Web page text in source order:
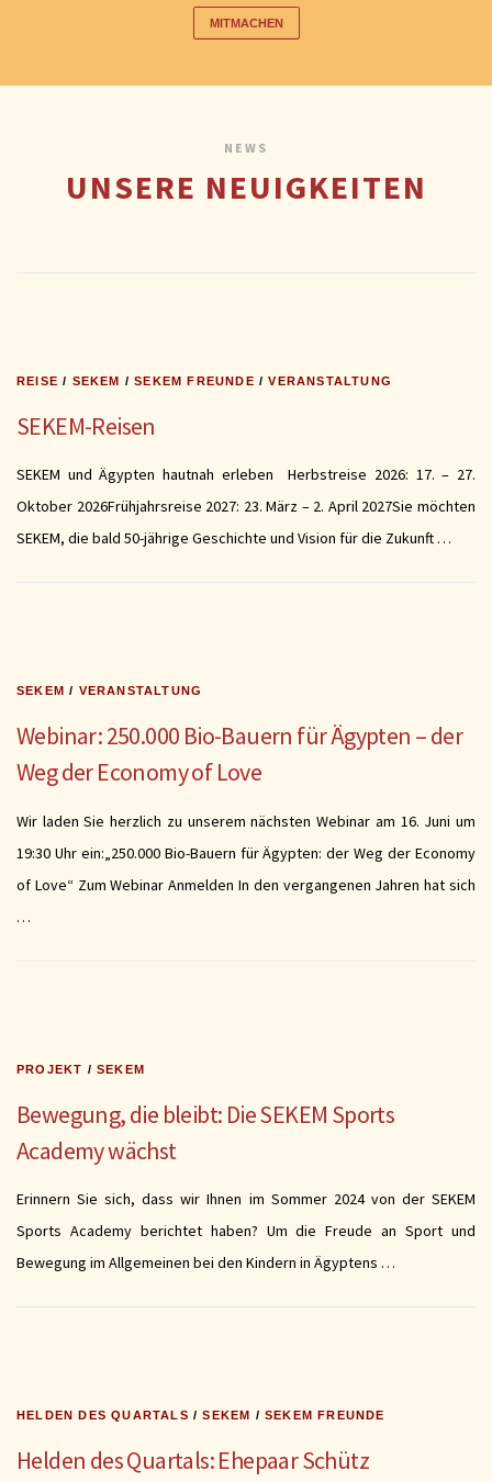
MITMACHEN
NEWS
UNSERE NEUIGKEITEN
REISE / SEKEM /SEKEM FREUNDE /VERANSTALTUNG
SEKEM-Reisen
SEKEM und Ägypten hautnah erleben Herbstreise 2026: 17. – 27.
Oktober 2026Frühjahrsreise 2027: 23. März – 2. April 2027Sie möchten
SEKEM, die bald 50-jährige Geschichte und Vision für die Zukunft …
SEKEM / VERANSTALTUNG
Webinar: 250.000 Bio-Bauern für Ägypten – der
Weg der Economy of Love
Wir laden Sie herzlich zu unserem nächsten Webinar am 16. Juni um
19:30 Uhr ein:„250.000 Bio-Bauern für Ägypten: der Weg der Economy
of Love“ Zum Webinar Anmelden In den vergangenen Jahren hat sich
…
PROJEKT /SEKEM
Bewegung, die bleibt: Die SEKEM Sports
Academy wächst
Erinnern Sie sich, dass wir Ihnen im Sommer 2024 von der SEKEM
Sports Academy berichtet haben? Um die Freude an Sport und
Bewegung im Allgemeinen bei den Kindern in Ägyptens …
HELDEN DES QUARTALS /SEKEM /SEKEM FREUNDE
Helden des Quartals: Ehepaar Schütz